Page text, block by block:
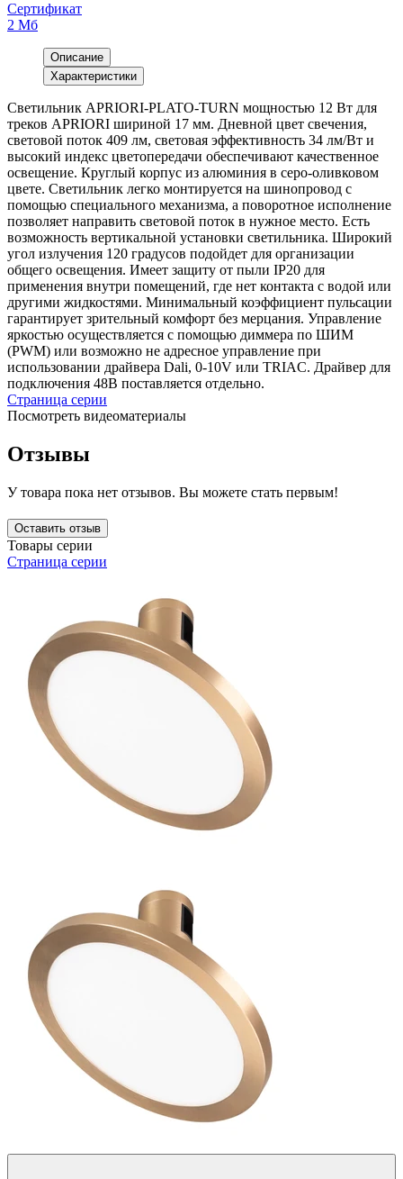
Сертификат
2 Мб
Описание
Характеристики
Светильник APRIORI-PLATO-TURN мощностью 12 Вт для
треков APRIORI шириной 17 мм. Дневной цвет свечения,
световой поток 409 лм, световая эффективность 34 лм/Вт и
высокий индекс цветопередачи обеспечивают качественное
освещение. Круглый корпус из алюминия в серо-оливковом
цвете. Светильник легко монтируется на шинопровод с
помощью специального механизма, а поворотное исполнение
позволяет направить световой поток в нужное место. Есть
возможность вертикальной установки светильника. Широкий
угол излучения 120 градусов подойдет для организации
общего освещения. Имеет защиту от пыли IP20 для
применения внутри помещений, где нет контакта с водой или
другими жидкостями. Минимальный коэффициент пульсации
гарантирует зрительный комфорт без мерцания. Управление
яркостью осуществляется с помощью диммера по ШИМ
(PWM) или возможно не адресное управление при
использовании драйвера Dali, 0-10V или TRIAC. Драйвер для
подключения 48В поставляется отдельно.
Страница серии
Посмотреть видеоматериалы
Отзывы
У товара пока нет отзывов. Вы можете стать первым!
Оставить отзыв
Товары серии
Страница серии